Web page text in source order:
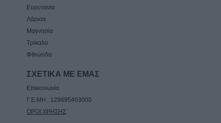
Ευρυτανία
Λάρισα
Μαγνησία
Τρίκαλα
Φθιώτιδα
ΣΧΕΤΙΚΑ ΜΕ ΕΜΑΣ
Επικοινωνία
Γ.Ε.ΜΗ.: 129895403000
ΟΡΟΙ ΧΡΗΣΗΣ